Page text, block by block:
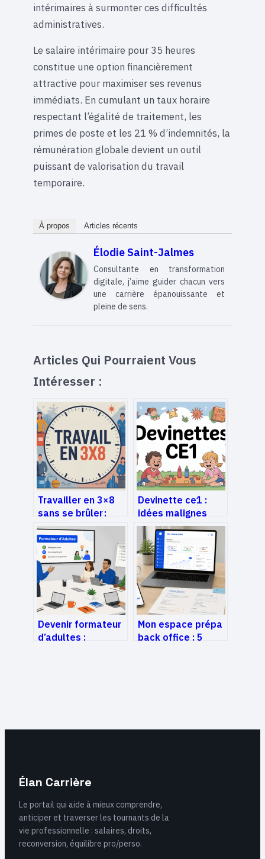
intérimaires à surmonter ces difficultés
administratives.
Le salaire intérimaire pour 35 heures
constitue une option financièrement
attractive pour maximiser ses revenus
immédiats. En cumulant un taux horaire
respectant l’égalité de traitement, les
primes de poste et les 21 % d’indemnités, la
rémunération globale devient un outil
puissant de valorisation du travail
temporaire.
À propos Articles récents
Élodie Saint-Jalmes
Consultante en transformation
digitale, j’aime guider chacun vers
une carrière épanouissante et
pleine de sens.
Articles Qui Pourraient Vous
Intéresser :
Travailler en 3×8
sans se brûler :
horaires, santé et
solutions
concrètes
Devinette ce1 :
idées malignes
pour travailler le
langage en
s’amusant
Devenir formateur
d’adultes :
Mon espace prépa
back office : 5
Élan Carrière
Le portail qui aide à mieux comprendre,
anticiper et traverser les tournants de la
vie professionnelle : salaires, droits,
reconversion, équilibre pro/perso.